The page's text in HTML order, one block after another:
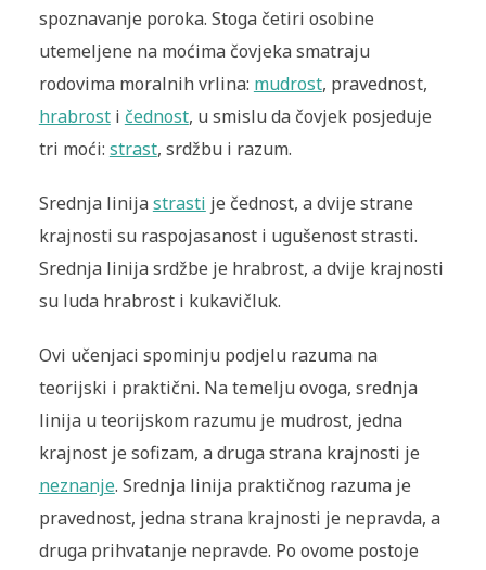
spoznavanje poroka. Stoga četiri osobine
utemeljene na moćima čovjeka smatraju
rodovima moralnih vrlina: mudrost, pravednost,
hrabrosti čednost, u smislu da čovjek posjeduje
tri moći: strast, srdžbu i razum.
Srednja linijastrasti je čednost, a dvije strane
krajnosti su raspojasanost i ugušenost strasti.
Srednja linija srdžbe je hrabrost, a dvije krajnosti
su luda hrabrost i kukavičluk.
Ovi učenjaci spominju podjelu razuma na
teorijski i praktični. Na temelju ovoga, srednja
linija u teorijskom razumu je mudrost, jedna
krajnost je sofizam, a druga strana krajnosti je
neznanje. Srednja linija praktičnog razuma je
pravednost, jedna strana krajnosti je nepravda, a
druga prihvatanje nepravde. Po ovome postoje